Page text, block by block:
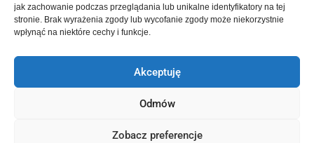
jak zachowanie podczas przeglądania lub unikalne identyfikatory na tej
stronie. Brak wyrażenia zgody lub wycofanie zgody może niekorzystnie
wpłynąć na niektóre cechy i funkcje.
Akceptuję
Odmów
Zobacz preferencje
Bez kategorii
Szanowni Państwo, uprzejmie proszę o dołączanie do
zajęć poprzez logowanie na konta utworzone na platformie
Webex – konta muszą być utworzone na te same adresy